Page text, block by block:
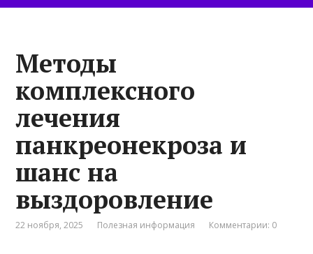
Методы
комплексного
лечения
панкреонекроза и
шанс на
выздоровление
22 ноября, 2025 Полезная информация Комментарии: 0